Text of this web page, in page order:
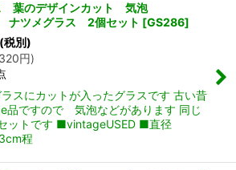
葉のデザインカット 気泡
ツメグラス 2個セット [GS286]
(税別)
円)
スにカットが入ったグラスです 古い昔
品ですので 気泡などがあります 同じ
ットです ■vintageUSED ■直径
程